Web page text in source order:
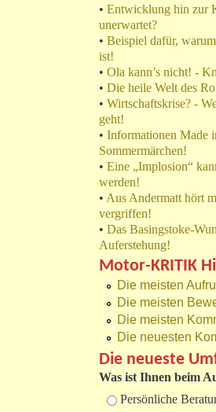
• Entwicklung hin zur
unerwartet?
• Beispiel dafür,
ist!
• Ola kann’s nicht! -
• Die heile Welt des
• Wirtschaftskrise? -
geht!
• Informationen Made
Sommermärchen!
• Eine „Implosion“
werden!
• Aus Andermatt hört
vergriffen!
• Das Basingstoke-
Auferstehung!
Motor-KRITIK
Die meisten
Die meisten
Die meisten
Die neuesten
Die neueste
Was ist Ihnen beim
Auswahlmöglichkeiten
Persönliche